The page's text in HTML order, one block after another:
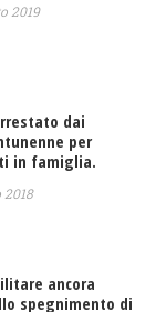
2019
dai
per
in famiglia.
2018
ancora
spegnimento di